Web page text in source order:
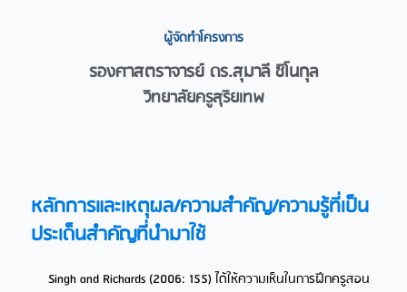
ผู้จัดทำโครงการ​
รองศาสตราจารย์ ดร.สุมาลี ชิโนกุล
วิทยาลัยครูสุริยเทพ
หลักการและเหตุผล/ความสำคัญ/ความรู้ที่เป็น
ประเด็นสำคัญที่นำมาใช้​
Singh and Richards (2006: 155) ได้ให้ความเห็นในการฝึกครูสอน